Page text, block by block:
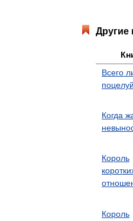
Другие
Всего
поцелуй
Когда
Король
Король